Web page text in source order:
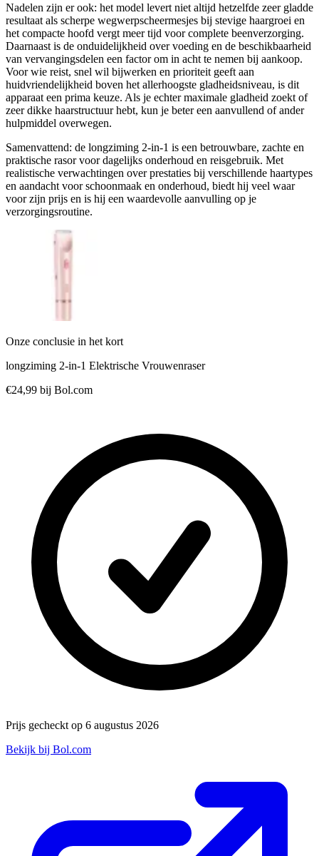
Nadelen zijn er ook: het model levert niet altijd hetzelfde zeer gladde
resultaat als scherpe wegwerpscheermesjes bij stevige haargroei en
het compacte hoofd vergt meer tijd voor complete beenverzorging.
Daarnaast is de onduidelijkheid over voeding en de beschikbaarheid
van vervangingsdelen een factor om in acht te nemen bij aankoop.
Voor wie reist, snel wil bijwerken en prioriteit geeft aan
huidvriendelijkheid boven het allerhoogste gladheidsniveau, is dit
apparaat een prima keuze. Als je echter maximale gladheid zoekt of
zeer dikke haarstructuur hebt, kun je beter een aanvullend of ander
hulpmiddel overwegen.
Samenvattend: de longziming 2-in-1 is een betrouwbare, zachte en
praktische rasor voor dagelijks onderhoud en reisgebruik. Met
realistische verwachtingen over prestaties bij verschillende haartypes
en aandacht voor schoonmaak en onderhoud, biedt hij veel waar
voor zijn prijs en is hij een waardevolle aanvulling op je
verzorgingsroutine.
Onze conclusie in het kort
longziming 2-in-1 Elektrische Vrouwenraser
€24,99 bij Bol.com
Prijs gecheckt op 6 augustus 2026
Bekijk bij Bol.com